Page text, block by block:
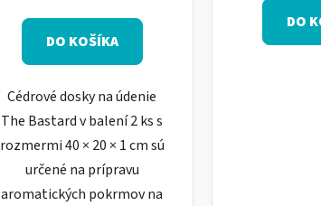
DO KOŠÍKA
Cédrové dosky na údenie
The Bastard v balení 2 ks s
rozmermi 40 × 20 × 1 cm sú
určené na prípravu
aromatických pokrmov na
DO